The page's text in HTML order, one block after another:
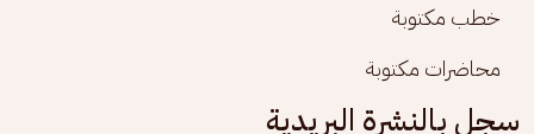
خطب مكتوبة
محاضرات مكتوبة
سجل بالنشرة البريدية